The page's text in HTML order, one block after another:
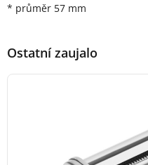
* průměr 57 mm
Ostatní zaujalo